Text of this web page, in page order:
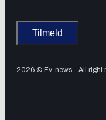
2026 © Ev-news - All right